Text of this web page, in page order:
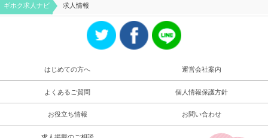
ギホク求⼈ナビ 求人情報
はじめての方へ 運営会社案内
よくあるご質問 個人情報保護方針
お役立ち情報 お問い合わせ